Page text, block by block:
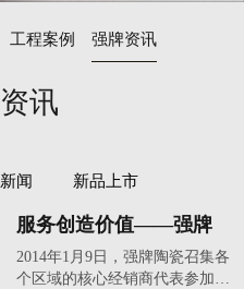
工程案例 强牌资讯
讯
闻 新品上市
服务创造价值——强牌
陶瓷核心客户2014新年
分享会
2014年1月9日，强牌陶瓷召集各
个区域的核心经销商代表参加